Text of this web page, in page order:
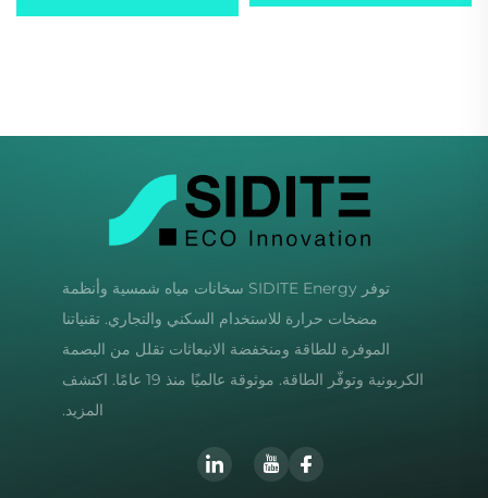
مسطحة أو أنابيب شاغرة
توفر SIDITE Energy سخانات مياه شمسية وأنظمة
مضخات حرارة للاستخدام السكني والتجاري. تقنياتنا
الموفرة للطاقة ومنخفضة الانبعاثات تقلل من البصمة
الكربونية وتوفّر الطاقة. موثوقة عالميًا منذ 19 عامًا. اكتشف
المزيد.